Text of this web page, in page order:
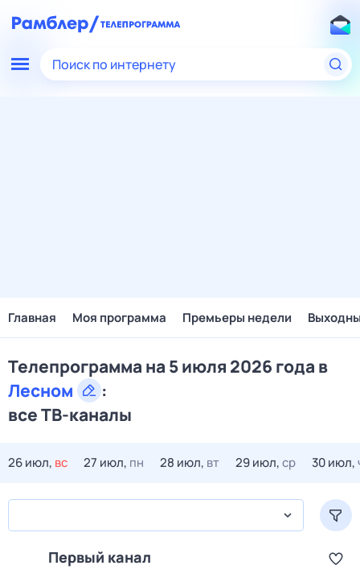
Поиск по интернету
Главная Моя программа Премьеры недели
Телепрограмма на 5 июля 2026 года в
Лесном
:
все ТВ-каналы
26 июл, вс 27 июл, пн 28 июл, вт 29 июл,ср 30 июл,
Первый канал